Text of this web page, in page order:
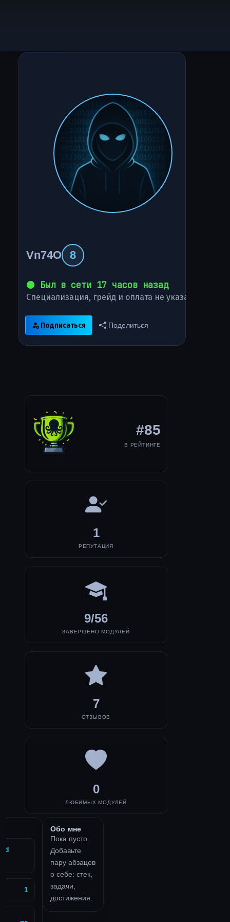
Vn74O 8
⚫ Был в сети 17 часов назад
Специализация, грейд и оплата не указаны
Подписаться Поделиться
#85
В РЕЙТИНГЕ
1
РЕПУТАЦИЯ
9/56
ЗАВЕРШЕНО МОДУЛЕЙ
7
ОТЗЫВОВ
0
ЛЮБИМЫХ МОДУЛЕЙ
1
Обо мне
Пока пусто.
Добавьте
пару абзацев
о себе: стек,
задачи,
достижения.